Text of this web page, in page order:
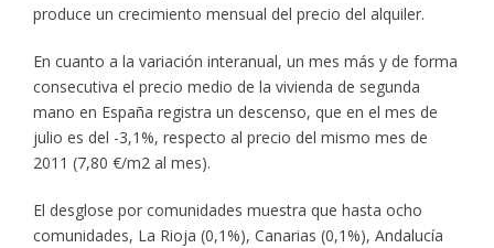
produce un crecimiento mensual del precio del alquiler.
En cuanto a la variación interanual, un mes más y de forma
consecutiva el precio medio de la vivienda de segunda
mano en España registra un descenso, que en el mes de
julio es del -3,1%, respecto al precio del mismo mes de
2011 (7,80 €/m2 al mes).
El desglose por comunidades muestra que hasta ocho
comunidades, La Rioja (0,1%), Canarias (0,1%), Andalucía